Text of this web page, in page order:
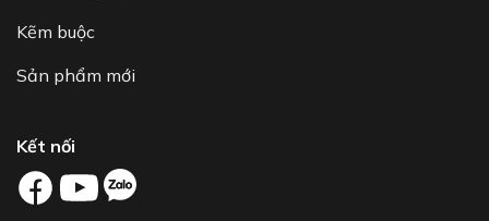
Kẽm buộc
Sản phẩm mới
Kết nối